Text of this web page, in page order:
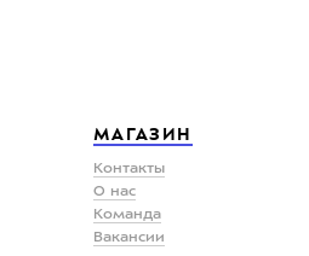
МАГАЗИН
Контакты
О нас
Команда
Вакансии